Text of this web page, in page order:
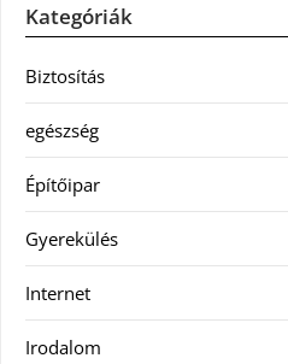
Kategóriák
Biztosítás
egészség
Építőipar
Gyerekülés
Internet
Irodalom